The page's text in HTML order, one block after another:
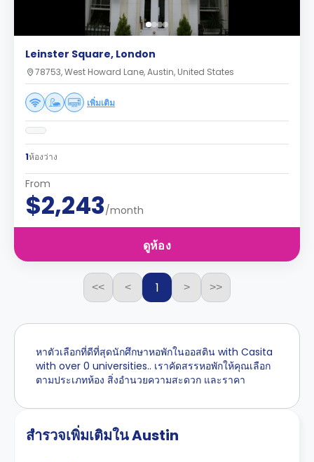
Leinster Square, London
78753, West Howard Lane, Austin, United States
เพิ่มเติม
1ห้องว่าง
From
$2,243/month
ดูห้อง
<< < 1 > >>
หาตัวเลือกที่ดีที่สุดนักศึกษาหอพักในออสติน with Casita
with over 0 universities.. เราคัดสรรหอพักให้คุณเลือก
ตามประเภทห้อง สิ่งอำนวยความสะดวก และราคา
สำรวจเพิ่มเติมใน Austin